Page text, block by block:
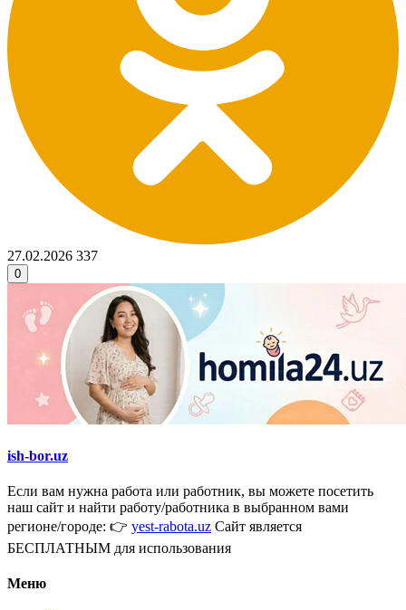
27.02.2026 337
0
ish-bor.uz
Если вам нужна работа или работник, вы можете посетить
наш сайт и найти работу/работника в выбранном вами
регионе/городе: 👉 yest-rabota.uz Сайт является
БЕСПЛАТНЫМ для использования
Меню